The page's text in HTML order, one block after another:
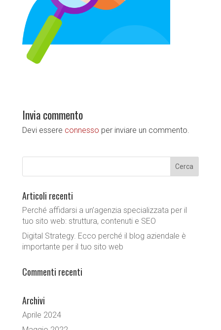
Invia commento
Devi essere connesso per inviare un commento.
Articoli recenti
Perché affidarsi a un’agenzia specializzata per il
tuo sito web: struttura, contenuti e SEO
Digital Strategy. Ecco perché il blog aziendale è
importante per il tuo sito web
Commenti recenti
Archivi
Aprile 2024